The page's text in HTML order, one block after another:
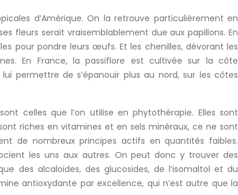
d’Amérique. On la retrouve particulièrement en
fleurs serait vraisemblablement due aux papillons. En
pour pondre leurs œufs. Et les chenilles, dévorant les
En France, la passiflore est cultivée sur la côte
permettre de s’épanouir plus au nord, sur les côtes
celles que l’on utilise en phytothérapie. Elles sont
riches en vitamines et en sels minéraux, ce ne sont
de nombreux principes actifs en quantités faibles.
les uns aux autres. On peut donc y trouver des
des alcaloïdes, des glucosides, de l’isomaltol et du
antioxydante par excellence, qui n’est autre que la